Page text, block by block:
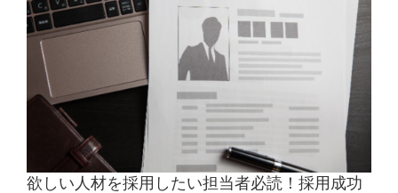
欲しい人材を採用したい担当者必読！採用成功